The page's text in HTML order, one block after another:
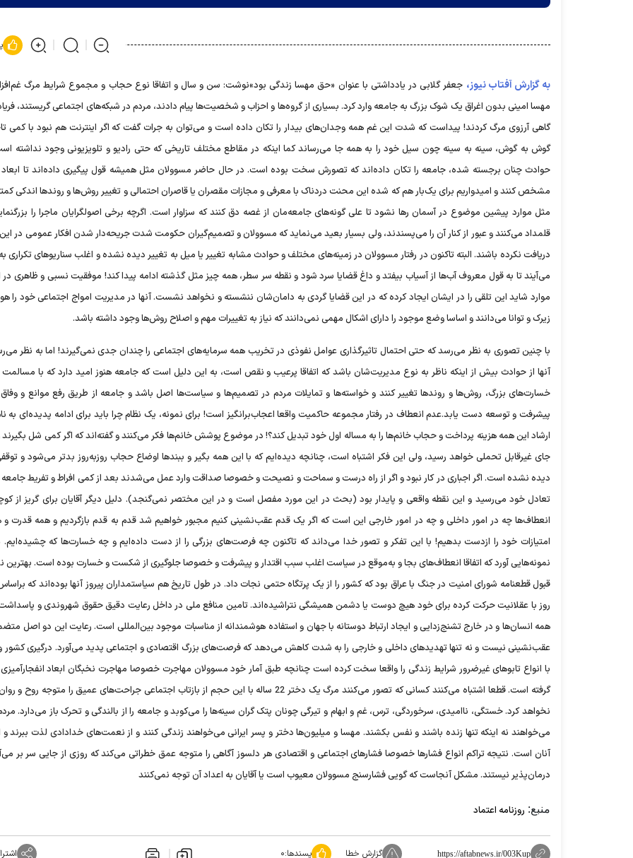
به گزارش آفتاب نیوز، جعفر گلابی در یادداشتی با عنوان «حق مهسا زندگی بود»نوشت: سن و سال و اتفاقا نوع حجاب و مجموع شرایط مرگ
مهسا امینی بدون اغراق یک شوک بزرگ به جامعه وارد کرد. بسیاری از گروه‌ها و احزاب و شخصیت‌ها پیام دادند، مردم در شبکه‌های اجتماعی گریستند،
گاهی آرزوی مرگ کردند! پیداست که شدت این غم همه وجدان‌های بیدار را تکان داده است و می‌توان به جرات گفت که اگر اینترنت هم نبود با کمی
گوش به گوش، سینه به سینه چون سیل خود را به همه جا می‌رساند کما اینکه در مقاطع مختلف تاریخی که حتی رادیو و تلویزیونی وجود نداشته
حوادث چنان برجسته شده، جامعه را تکان داده‌اند که تصورش سخت بوده است. در حال حاضر مسوولان مثل همیشه قول پیگیری داده‌اند تا ابعاد
مشخص کنند و امیدواریم برای یک‌بار هم که شده این محنت دردناک با معرفی و مجازات مقصران یا قاصران احتمالی و تغییر روش‌ها و روندها اندکی
مثل موارد پیشین موضوع در آسمان رها نشود تا علی گونه‌های جامعه‌مان از غصه دق کنند که سزاوار است. اگرچه برخی اصولگرایان ماجرا را
قلمداد می‌کنند و عبور از کنار آن را می‌پسندند، ولی بسیار بعید می‌نماید که مسوولان و تصمیم‌گیران حکومت شدت جریحه‌دار شدن افکار عمومی در این
دریافت نکرده باشند. البته تاکنون در رفتار مسوولان در زمینه‌های مختلف و حوادث مشابه تغییر یا میل به تغییر دیده نشده و اغلب سناریوهای تکراری
می‌آیند تا به قول معروف آب‌ها از آسیاب بیفتد و داغ قضایا سرد شود و نقطه سر سطر، همه‌ چیز مثل گذشته ادامه پیدا کند! موفقیت نسبی و ظاهری در
موارد شاید این تلقی را در ایشان ایجاد کرده که در این قضایا گردی به دامان‌شان ننشسته و نخواهد نشست. آنها در مدیریت امواج اجتماعی خود را
زیرک و توانا می‌دانند و اساسا وضع موجود را دارای اشکال مهمی نمی‌دانند که نیاز به تغییرات مهم و اصلاح روش‌ها وجود داشته باشد.
با چنین تصوری به نظر می‌رسد که حتی احتمال تاثیرگذاری عوامل نفوذی در تخریب همه سرمایه‌های اجتماعی را چندان جدی نمی‌گیرند! اما به نظر
آنها از حوادث بیش از اینکه ناظر به نوع مدیریت‌شان باشد که اتفاقا پرعیب و نقص است، به این دلیل است که جامعه هنوز امید دارد که با
خسارت‌های بزرگ، روش‌ها و روندها تغییر کنند و خواسته‌ها و تمایلات مردم در تصمیم‌ها و سیاست‌ها اصل باشد و جامعه از طریق رفع موانع و
پیشرفت و توسعه دست یابد.عدم انعطاف در رفتار مجموعه حاکمیت واقعا اعجاب‌برانگیز است! برای نمونه، یک نظام چرا باید برای ادامه پدیده‌ای به
ارشاد این همه هزینه پرداخت و حجاب خانم‌ها را به مساله اول خود تبدیل کند؟! در موضوع پوشش خانم‌ها فکر می‌کنند و گفته‌اند که اگر کمی شل
جای غیرقابل تحملی خواهد رسید، ولی این فکر اشتباه است، چنانچه دیده‌ایم که با این همه بگیر و ببندها اوضاع حجاب روزبه‌روز بدتر می‌شود و
دیده نشده است. اگر اجباری در کار نبود و اگر از راه درست و سماحت و نصیحت و خصوصا صداقت وارد عمل می‌شدند بعد از کمی افراط و تفریط جامعه
تعادل خود می‌رسید و این نقطه واقعی و پایدار بود (بحث در این مورد مفصل است و در این مختصر نمی‌گنجد). دلیل دیگر آقایان برای گریز از
انعطاف‌ها چه در امور داخلی و چه در امور خارجی این است که اگر یک قدم عقب‌نشینی کنیم مجبور خواهیم شد قدم به قدم بازگردیم و همه قدرت
امتیازات خود را ازدست بدهیم! با این تفکر و تصور خدا می‌داند که تاکنون چه فرصت‌های بزرگی را از دست داده‌ایم و چه خسارت‌ها که
نمونه‌هایی آورد که اتفاقا انعطاف‌های بجا و به‌موقع در سیاست اغلب سبب اقتدار و پیشرفت و خصوصا جلوگیری از شکست و خسارت بوده است. بهترین
قبول قطعنامه شورای امنیت در جنگ با عراق بود که کشور را از یک پرتگاه حتمی نجات داد. در طول تاریخ هم سیاستمداران پیروز آنها بوده‌اند که
روز با عقلانیت حرکت کرده برای خود هیچ دوست یا دشمن همیشگی نتراشیده‌اند. تامین منافع ملی در داخل رعایت دقیق حقوق شهروندی و
همه انسان‌ها و در خارج تشنج‌زدایی و ایجاد ارتباط دوستانه با جهان و استفاده هوشمندانه از مناسبات موجود بین‌المللی است. رعایت این دو اصل
عقب‌نشینی نیست و نه تنها تهدیدهای داخلی و خارجی را به ‌شدت کاهش می‌دهد که فرصت‌های بزرگ اقتصادی و اجتماعی پدید می‌آورد. درگیری کشور
با انواع تابوهای غیرضرور شرایط زندگی را واقعا سخت کرده است چنانچه طبق آمار خود مسوولان مهاجرت خصوصا مهاجرت نخبگان ابعاد
گرفته است. قطعا اشتباه می‌کنند کسانی که تصور می‌کنند مرگ یک دختر 22 ساله با این حجم از بازتاب اجتماعی جراحت‌های عمیق را متوجه
نخواهد کرد. خستگی، ناامیدی، سرخوردگی، ترس، غم و ابهام و تیرگی چونان پتک گران سینه‌ها را می‌کوبد و جامعه را از بالندگی و تحرک باز می‌دارد.
می‌خواهند نه اینکه تنها زنده باشند و نفس بکشند. مهسا و میلیون‌ها دختر و پسر ایرانی می‌خواهند زندگی کنند و از نعمت‌های خدادادی لذت ببرند
آنان است. نتیجه تراکم انواع فشارها خصوصا فشارهای اجتماعی و اقتصادی هر دلسوز آگاهی را متوجه عمق خطراتی می‌کند که روزی از جایی سر بر
درمان‌پذیر نیستند. مشکل آنجاست که گویی فشارسنج مسوولان معیوب است یا آقایان به اعداد آن توجه نمی‌کنند
منبع: روزنامه اعتماد
https://aftabnews.ir/003Kup گزارش خطا پسندها:۰